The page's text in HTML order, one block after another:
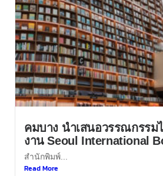
คมบาง นำเสนอวรรณกรรม
งาน Seoul International
สำนักพิมพ์...
Read More